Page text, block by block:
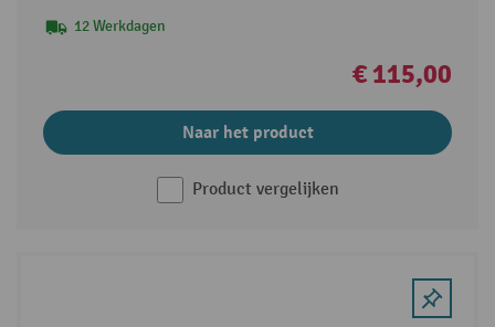
12 Werkdagen
€ 115,00
Naar het product
Product vergelijken